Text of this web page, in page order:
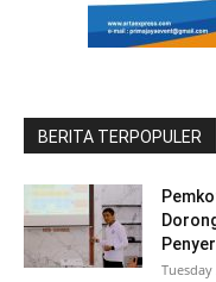
BERITA TERPOPULER